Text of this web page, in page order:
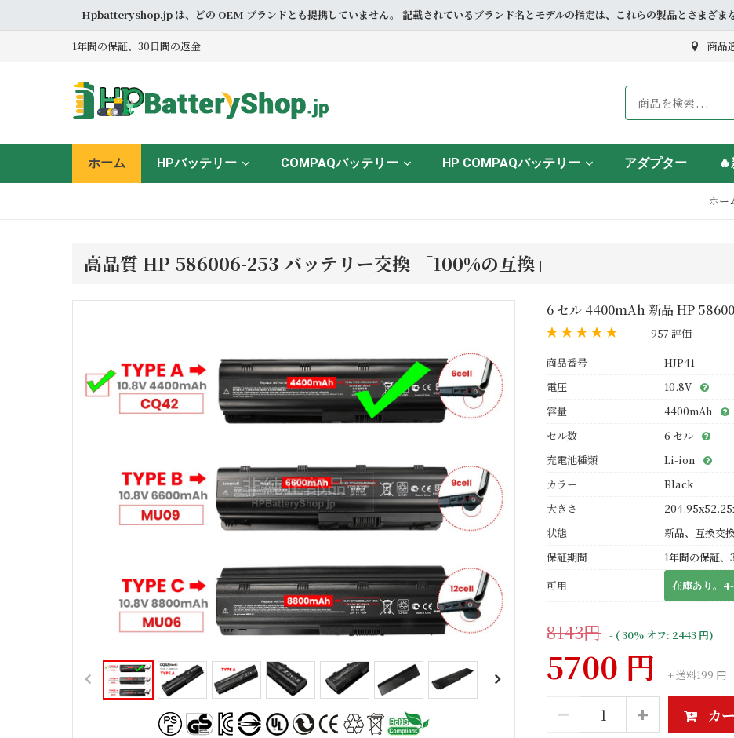
Hpbatteryshop.jp は、どの OEM ブランドとも提携していません。 記載されているブランド名とモデルの指定は、これらの製品とさまざま
1年間の保証、30日間の返金 商品
ホーム HPバッテリー COMPAQバッテリー HP COMPAQバッテリー アダプター
ホー
高品質 HP 586006-253 バッテリー交換 「100%の互換」
6 セル 4400mAh 新品 HP
957 評価
商品番号
HJP41
電圧
10.8V
容量
4400mAh
セル数
6 セル
充電池種類
Li-ion
カラー
Black
大きさ
状態
新品、互換交
保証期間
1年間の保証
可用
在庫あり。
8143円 - ( 30% オフ: 2443 円)
5700 円 + 送料199 円
カ